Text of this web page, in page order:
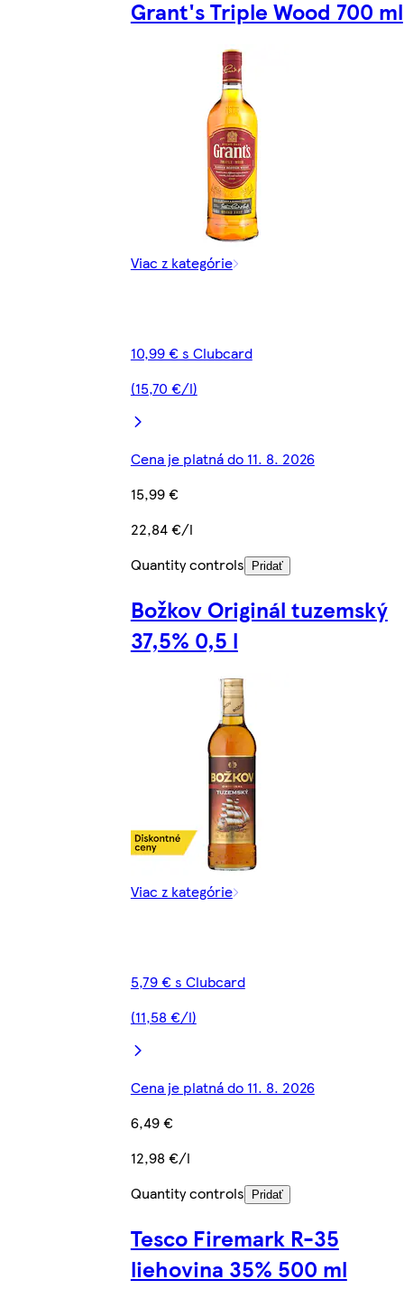
Grant's Triple Wood 700 ml
Viac z kategórie
10,99 € s Clubcard
(15,70 €/l)
Cena je platná do 11. 8. 2026
15,99 €
22,84 €/l
Quantity controls
Pridať
Božkov Originál tuzemský
37,5% 0,5 l
Viac z kategórie
5,79 € s Clubcard
(11,58 €/l)
Cena je platná do 11. 8. 2026
6,49 €
12,98 €/l
Quantity controls
Pridať
Tesco Firemark R-35
liehovina 35% 500 ml